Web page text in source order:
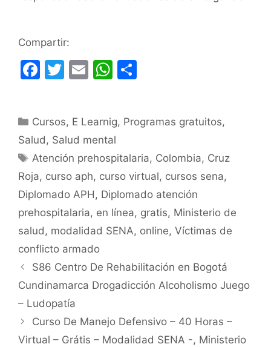
Compartir:
F
e
b
o
o
k
T
er
E
l
W
s
A
p
p
p
tir
Categorías
Cursos, E Learnig, Programas gratuitos,
Salud , Salud mental
Etiquetas
Atención prehospitalaria, Colombia, Cruz
Roja, curso aph, curso virtual, cursos sena,
Diplomado APH , Diplomado atención
prehospitalaria, en línea, gratis, Ministerio de
salud , modalidad SENA, online, Víctimas de
conflicto armado
S86 Centro De Rehabilitación en Bogotá
Cundinamarca Drogadicción Alcoholismo Juego
– Ludopatía
Curso De Manejo Defensivo – 40 Horas –
Virtual – Grátis – Modalidad SENA -, Ministerio